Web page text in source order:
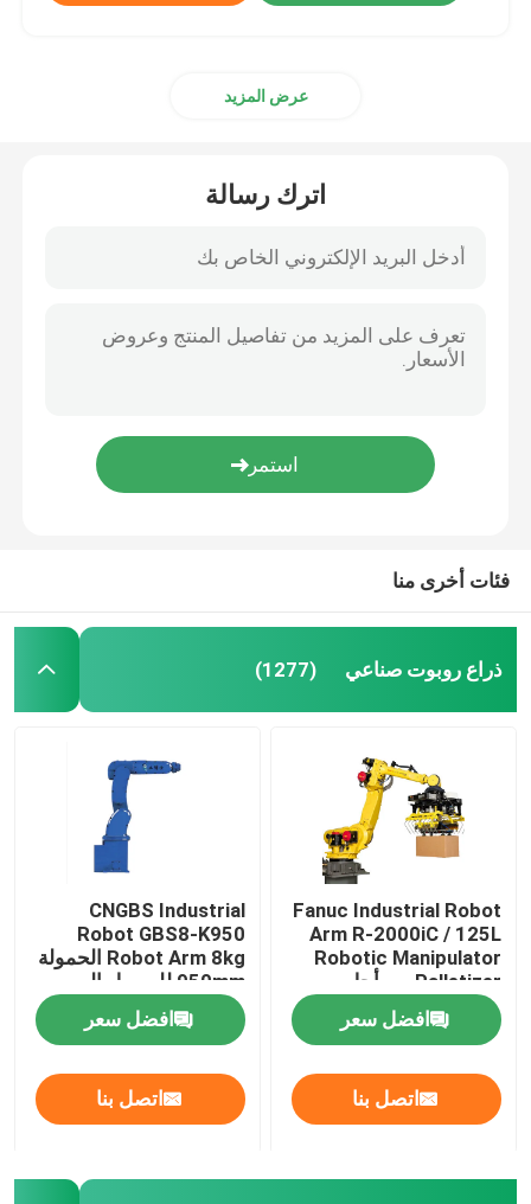
عرض المزيد
اترك رسالة
فئات أخرى منا
ذراع روبوت صناعي (1277)
Fanuc Industrial Robot
Arm R-2000iC / 125L
Robotic Manipulator
Palletizer من أجل
منصات نقالة
افضل سعر
اتصل بنا
CNGBS Industrial
Robot GBS8-K950
Robot Arm 8kg الحمولة
950mm للوصول إلى
معالجة طلاء التجميع
افضل سعر
اتصل بنا